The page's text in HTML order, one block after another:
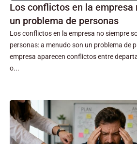
Los conflictos en la empresa
un problema de personas
Los conflictos en la empresa no siempre
personas: a menudo son un problema de
empresa aparecen conflictos entre
o...